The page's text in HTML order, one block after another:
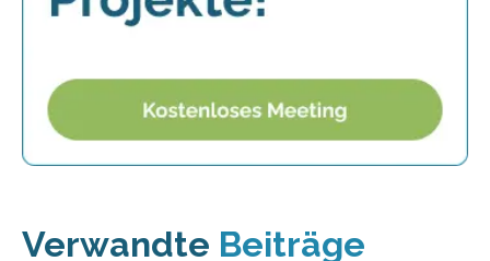
Verwandte Beiträge